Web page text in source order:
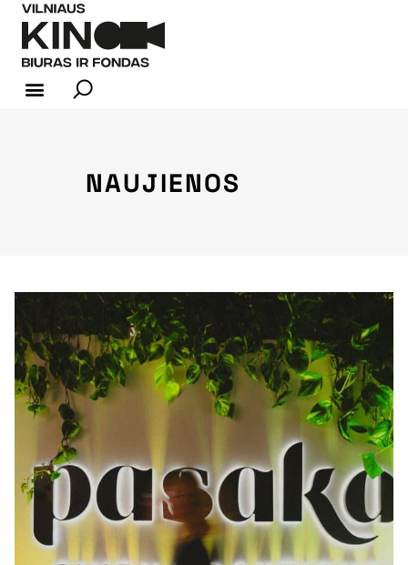
NAUJIENOS